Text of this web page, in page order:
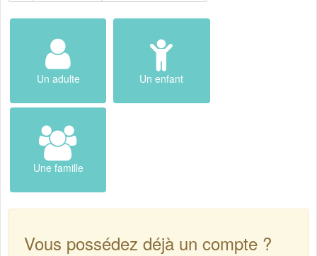
Un adulte Un enfant
Une famille
Vous possédez déjà un compte ?